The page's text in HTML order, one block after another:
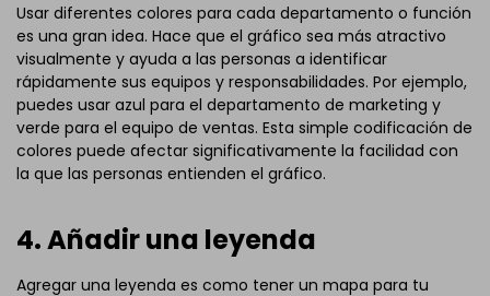
Usar diferentes colores para cada departamento o función
es una gran idea. Hace que el gráfico sea más atractivo
visualmente y ayuda a las personas a identificar
rápidamente sus equipos y responsabilidades. Por ejemplo,
puedes usar azul para el departamento de marketing y
verde para el equipo de ventas. Esta simple codificación de
colores puede afectar significativamente la facilidad con
la que las personas entienden el gráfico.
4. Añadir una leyenda
Agregar una leyenda es como tener un mapa para tu